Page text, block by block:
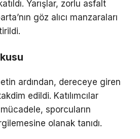
Yarışlar, zorlu asfalt
göz alıcı manzaraları
ardından, dereceye giren
edildi. Katılımcılar
mücadele, sporcuların
olanak tanıdı.